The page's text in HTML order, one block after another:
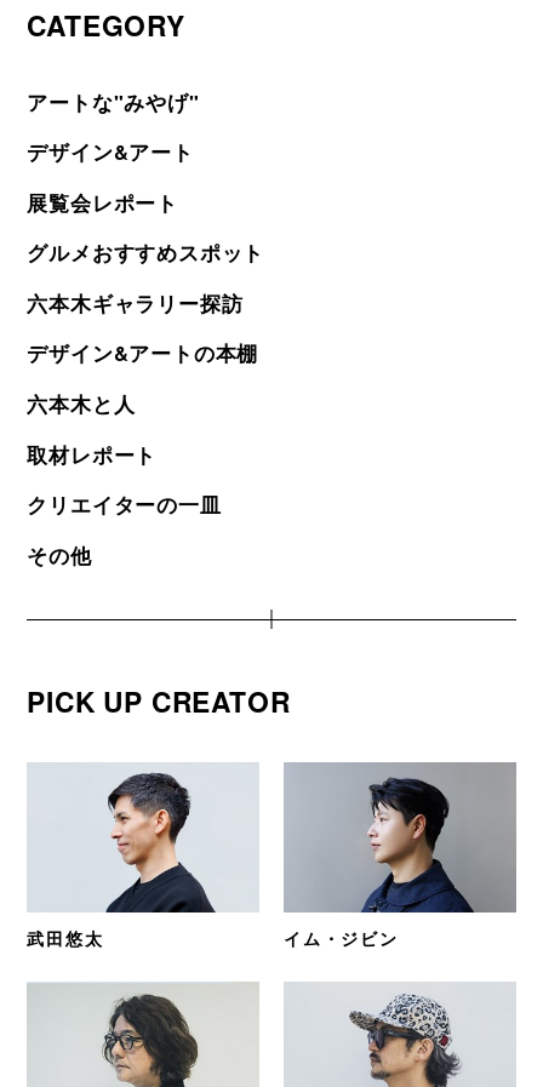
CATEGORY
アートな"みやげ"
デザイン&アート
展覧会レポート
グルメおすすめスポット
六本木ギャラリー探訪
デザイン&アートの本棚
六本木と人
取材レポート
クリエイターの一皿
その他
PICK UP CREATOR
武田悠太 イム・ジビン